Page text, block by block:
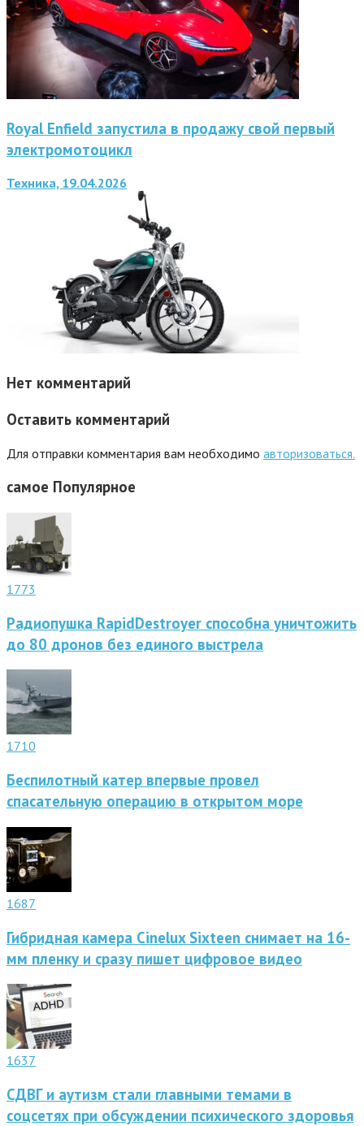
Royal Enfield запустила в продажу свой первый
электромотоцикл
Техника, 19.04.2026
Нет комментарий
Оставить комментарий
Для отправки комментария вам необходимо авторизоваться.
самое Популярное
1773
Радиопушка RapidDestroyer способна уничтожить
до 80 дронов без единого выстрела
1710
Беспилотный катер впервые провел
спасательную операцию в открытом море
1687
Гибридная камера Cinelux Sixteen снимает на 16-
мм пленку и сразу пишет цифровое видео
1637
СДВГ и аутизм стали главными темами в
соцсетях при обсуждении психического здоровья